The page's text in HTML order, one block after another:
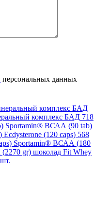
персональных данных
комплекс БАД 718
Sportamin® ВСАА (90 tab)
Ecdysterone (120 caps) 568
Sportamin® ВСАА (180
Fit Whey